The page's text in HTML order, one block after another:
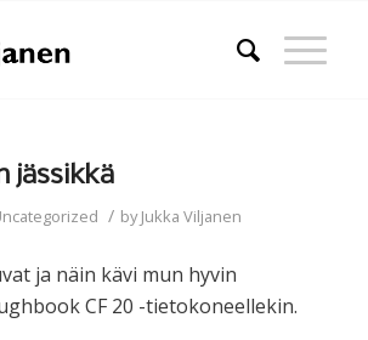
jässikkä
/ byJukka Viljanen
ja näin kävi mun hyvin
CF 20 -tietokoneellekin.